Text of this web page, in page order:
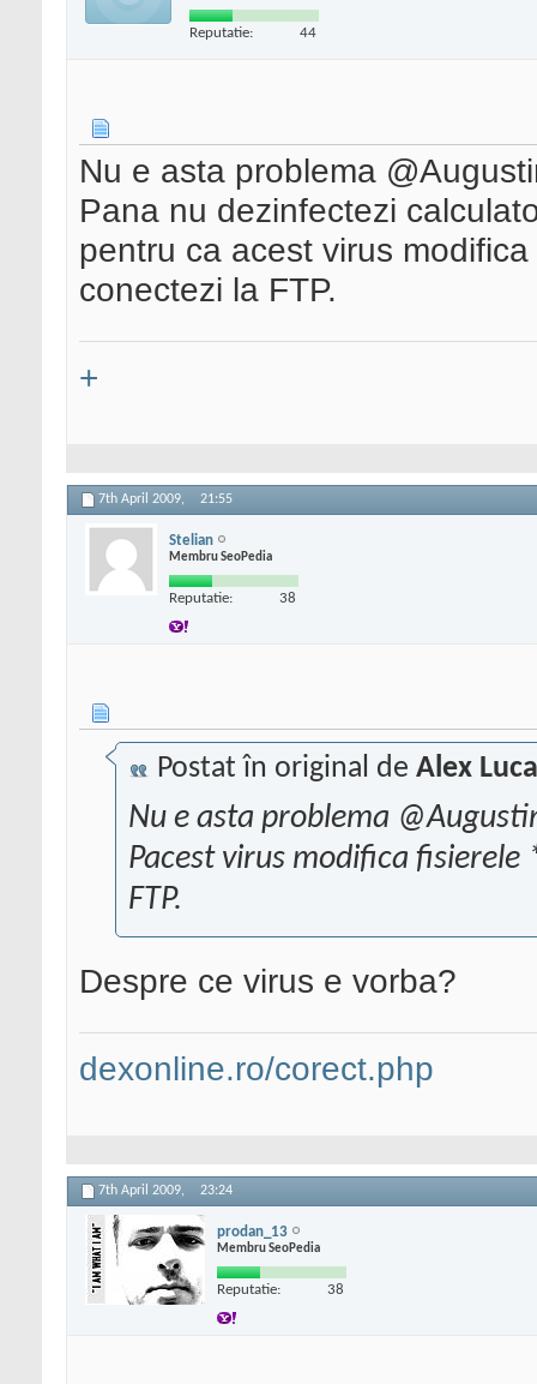
Reputatie: 44
Nu e asta problema
Pana nu dezinfectezi
pentru ca acest virus
conectezi la FTP.
+
7th April 2009, 21:55
Stelian
Membru SeoPedia
Reputatie: 38
Postat în original de Alex Luca
Nu e asta problema
Pacest virus modifica
FTP.
Despre ce virus e vorba?
dexonline.ro/corect.php
7th April 2009, 23:24
prodan_13
Membru SeoPedia
Reputatie: 38